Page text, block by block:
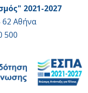
2021-2027
62 Αθήνα
500